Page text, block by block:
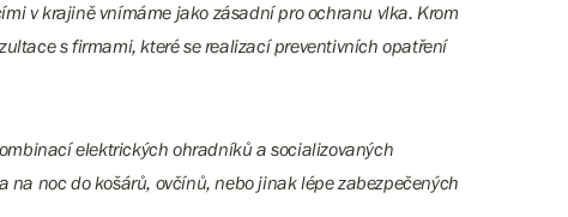
v krajině vnímáme jako zásadní pro ochranu vlka. Krom
s firmami, které se realizací preventivních opatření
elektrických ohradníků a socializovaných
noc do košárů, ovčínů, nebo jinak lépe zabezpečených